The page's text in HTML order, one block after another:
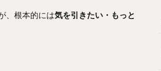
、根本的には気を引きたい・もっと